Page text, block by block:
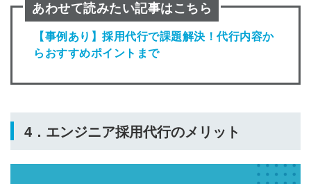
あわせて読みたい記事はこちら
【事例あり】採用代行で課題解決！代行内容か
らおすすめポイントまで
4．エンジニア採用代行のメリット